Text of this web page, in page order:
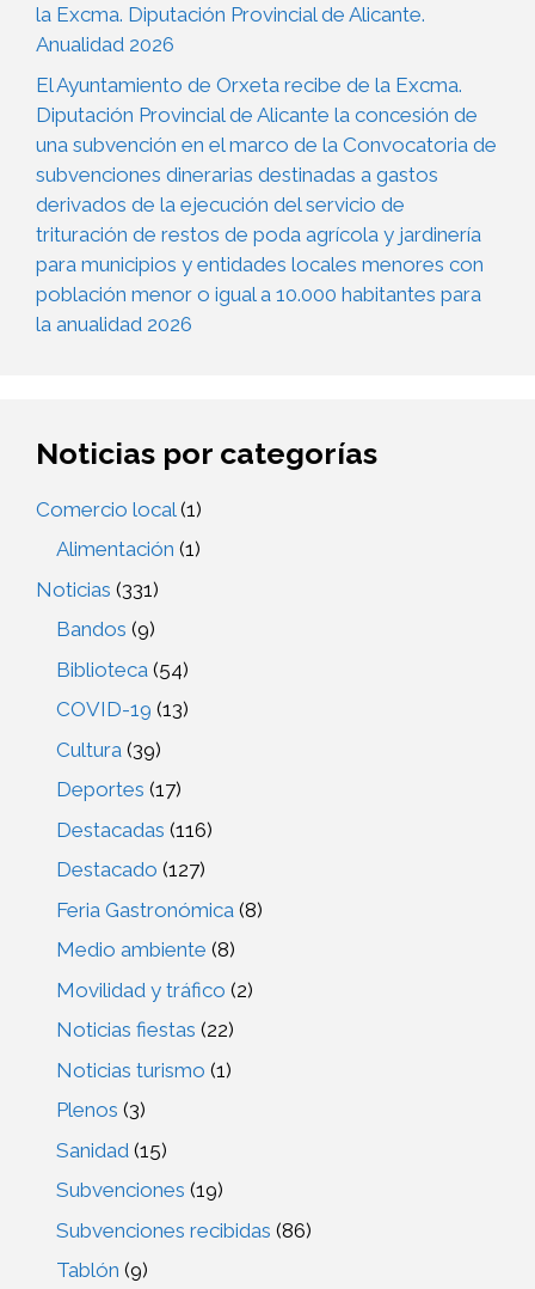
la Excma. Diputación Provincial de Alicante.
Anualidad 2026
El Ayuntamiento de Orxeta recibe de la Excma.
Diputación Provincial de Alicante la concesión de
una subvención en el marco de la Convocatoria de
subvenciones dinerarias destinadas a gastos
derivados de la ejecución del servicio de
trituración de restos de poda agrícola y jardinería
para municipios y entidades locales menores con
población menor o igual a 10.000 habitantes para
la anualidad 2026
Noticias por categorías
Comercio local (1)
Alimentación (1)
Noticias (331)
Bandos (9)
Biblioteca (54)
COVID-19 (13)
Cultura (39)
Deportes (17)
Destacadas (116)
Destacado (127)
Feria Gastronómica (8)
Medio ambiente (8)
Movilidad y tráfico (2)
Noticias fiestas (22)
Noticias turismo (1)
Plenos (3)
Sanidad (15)
Subvenciones (19)
Subvenciones recibidas (86)
Tablón (9)